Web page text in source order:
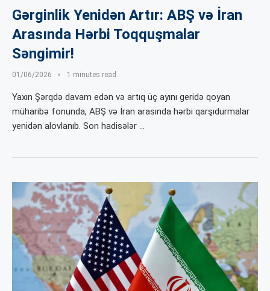
Gərginlik Yenidən Artır: ABŞ və İran
Arasında Hərbi Toqquşmalar
Səngimir!
01/06/2026 1 minutes read
Yaxın Şərqdə davam edən və artıq üç ayını geridə qoyan
müharibə fonunda, ABŞ və İran arasında hərbi qarşıdurmalar
yenidən alovlanıb. Son hadisələr …